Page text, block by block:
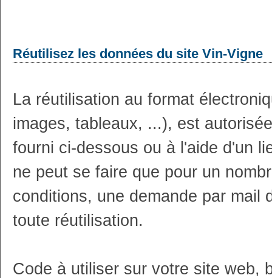
Réutilisez les données du site Vin-Vigne
La réutilisation au format
images, tableaux, ...), est
fourni ci-dessous ou à l'aide d'un
ne peut se faire que pour un
conditions, une demande par mail
toute réutilisation.
Code à utiliser sur votre site web,